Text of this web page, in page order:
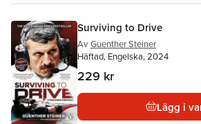
Surviving to Drive
Av Guenther Steiner
Häftad, Engelska, 2024
229 kr
Lägg i